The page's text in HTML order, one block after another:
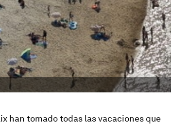
han tomado todas las vacaciones que